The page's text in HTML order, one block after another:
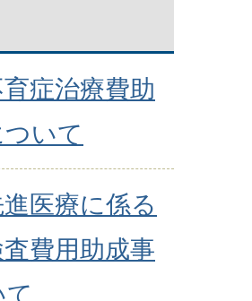
症治療費助
いて
医療に係る
費用助成事